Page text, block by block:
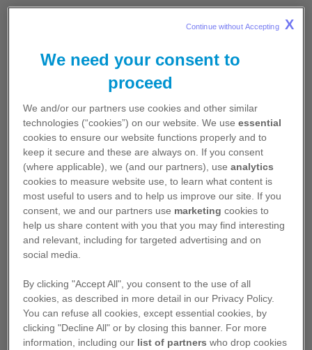
Z mezinárodní retrospektivní analýzy 4997 pacientů
odpovědi a medián doby remise2,3:
H3 (Mobile)
H3 (Mobile)
Převzato z: Bird SA, Boyd K. Multiple myeloma: an overview of
management.
CR = kompletní odpověď; TTP = čas do progrese; VGPR = velmi dobrá
částečná odpověď.
Kromě toho celkové přežití (OS)
klesá, protože pacienti jsou
refrakterní na léčbu4
We need your consent to
proceed
We and/or our partners use cookies and other similar
technologies (“cookies”) on our website. We useessential
cookies to ensure our website functions properly and to
keep it secure and these are always on. If you consent
(where applicable), we (and our partners), useanalytics
cookies to measure website use, to learn what content is
most useful to users and to help us improve our site. If you
consent, we and our partners use marketing cookies to
help us share content with you that you may find interesting
and relevant, including for targeted advertising and on
social media.
By clicking "Accept All", you consent to the use of all
cookies, as described in more detail in our Privacy Policy.
You can refuse all cookies, except essential cookies, by
clicking "Decline All" or by closing this banner. For more
information, including our list of partners who drop cookies
Continue without Accepting X